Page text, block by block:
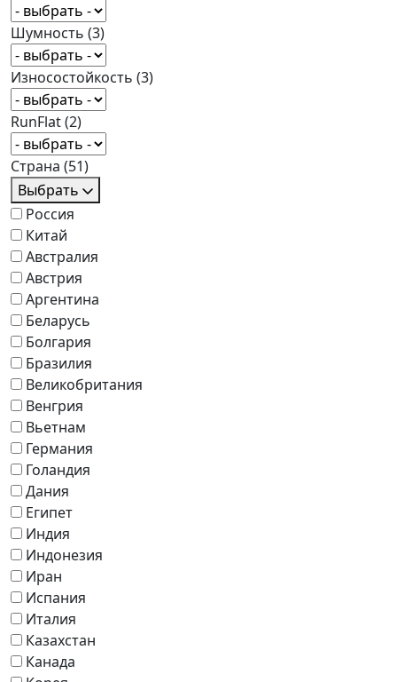
Шумность (3)
Износостойкость (3)
RunFlat(2)
Страна (51)
Выбрать
Россия
Китай
Австралия
Австрия
Аргентина
Беларусь
Болгария
Бразилия
Великобритания
Венгрия
Вьетнам
Германия
Голандия
Дания
Египет
Индия
Индонезия
Иран
Испания
Италия
Казахстан
Канада